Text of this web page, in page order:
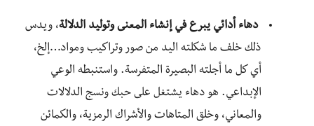
دهاء أدائي يبرع في إنشاء المعنى وتوليد الدلالة، ويدس
ذلك خلف ما شكلته اليد من صور وتراكيب ومواد…إلخ،
أي كل ما أجلته البصيرة المتفرسة. واستنبطه الوعي
الإبداعي. هو دهاء يشتغل على حبك ونسج الدلالات
والمعاني، وخلق المتاهات والأشراك الرمزية، والكمائن